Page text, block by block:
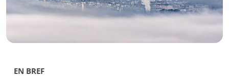
EN BREF